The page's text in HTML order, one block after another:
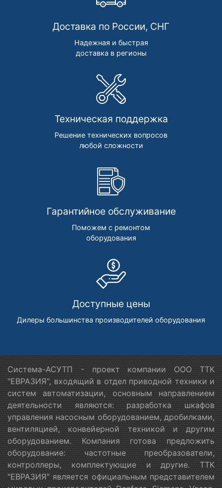
Доставка по России, СНГ
Надежная и быстрая
доставка в регионы
Техническая поддержка
Решение технических вопросов
любой сложности
Гарантийное обслуживание
Поможем с ремонтом
оборудования
Доступные цены
Дилеры большинства производителей оборудования
Система-АСУТП - проект компании ООО ТТК
"ЕВРАЗИЯ", входящий в отдел приводной техники и
систем автоматизации, основным направлением
деятельности являются: разработка шкафов
управления насосным оборудованием, дробилками,
вентиляцией, конвейерной техникой и другим
оборудованием. Компания готова предложить
оборудование: частотные преобразователи,
контроллеры, комплектующие и другие. ТТК
"ЕВРАЗИЯ" является официальным представителем